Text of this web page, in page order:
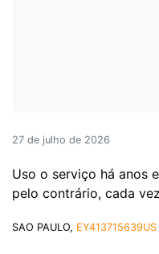
27 de julho de 2026
Uso o serviço há anos
pelo contrário, cada
SAO PAULO, EY413715639US